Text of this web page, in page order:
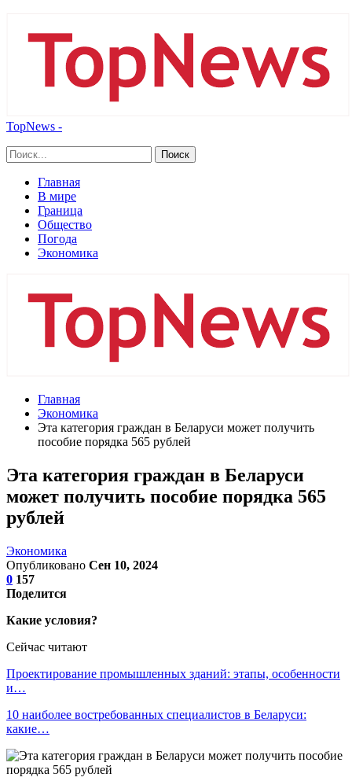
TopNews -
Главная
В мире
Граница
Общество
Погода
Экономика
Главная
Экономика
Эта категория граждан в Беларуси может получить
пособие порядка 565 рублей
Эта категория граждан в Беларуси
может получить пособие порядка 565
рублей
Экономика
Опубликовано Сен 10, 2024
0 157
Поделится
Какие условия?
Сейчас читают
Проектирование промышленных зданий: этапы, особенности
и…
10 наиболее востребованных специалистов в Беларуси:
какие…